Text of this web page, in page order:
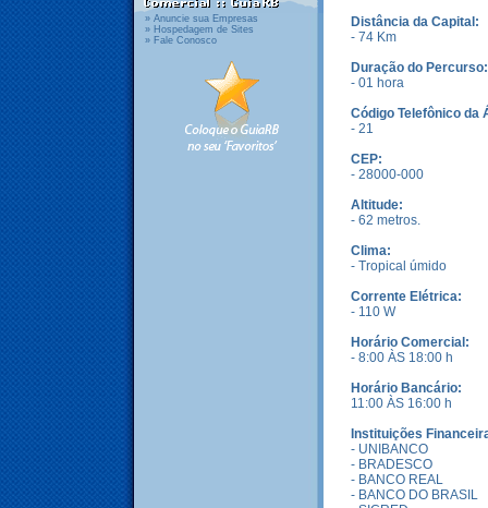
» Anuncie sua Empresas
» Hospedagem de Sites
» Fale Conosco
Distância da Capital:
- 74 Km
Duração do Percurso:
- 01 hora
Código Telefônico da
- 21
CEP:
- 28000-000
Altitude:
- 62 metros.
Clima:
- Tropical úmido
Corrente Elétrica:
- 110 W
Horário Comercial:
- 8:00 ÀS 18:00 h
Horário Bancário:
11:00 ÀS 16:00 h
Instituições
- UNIBANCO
- BRADESCO
- BANCO REAL
- BANCO DO BRASIL